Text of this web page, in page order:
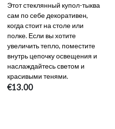
Этот стеклянный купол-тыква
сам по себе декоративен,
когда стоит на столе или
полке. Если вы хотите
увеличить тепло, поместите
внутрь цепочку освещения и
наслаждайтесь светом и
красивыми тенями.
€13.00